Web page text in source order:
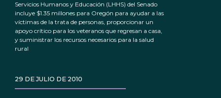
Servicios Humanos y Educación (LHHS) del Senado
incluye $1.35 millones para Oregón para ayudar a las
víctimas de la trata de personas, proporcionar un
apoyo crítico para los veteranos que regresan a casa,
y suministrar los recursos necesarios para la salud
rural
29 DE JULIO DE 2010